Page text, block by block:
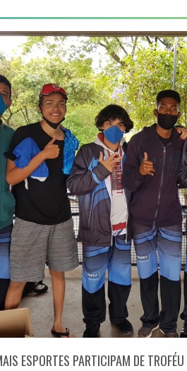
ESPORTES PARTICIPAM DE